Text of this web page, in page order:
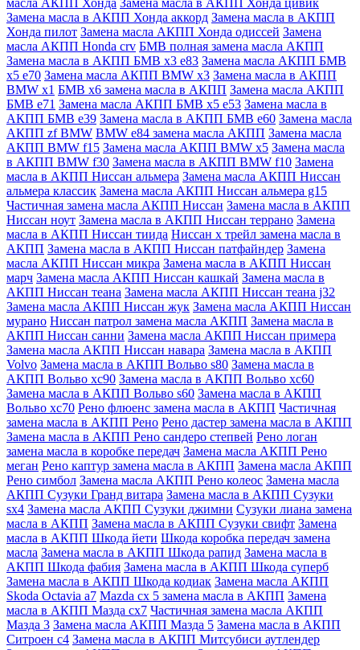
Замена масла в АКПП Хонда аккорд Замена масла в АКПП
Хонда пилот Замена масла АКПП Хонда одиссей Замена
масла АКПП Honda crv БМВ полная замена масла АКПП
Замена масла в АКПП БМВ х3 е83 Замена масла АКПП БМВ
х5 е70 Замена масла АКПП BMW x3 Замена масла в АКПП
BMW x1 БМВ х6 замена масла в АКПП Замена масла АКПП
БМВ е71 Замена масла АКПП БМВ х5 е53 Замена масла в
АКПП БМВ е39 Замена масла в АКПП БМВ е60 Замена масла
АКПП zf BMW BMW e84 замена масла АКПП Замена масла
АКПП BMW f15 Замена масла АКПП BMW x5 Замена масла
в АКПП BMW f30 Замена масла в АКПП BMW f10 Замена
масла в АКПП Ниссан альмера Замена масла АКПП Ниссан
альмера классик Замена масла АКПП Ниссан альмера g15
Частичная замена масла АКПП Ниссан Замена масла в АКПП
Ниссан ноут Замена масла в АКПП Ниссан террано Замена
масла в АКПП Ниссан тиида Ниссан х трейл замена масла в
АКПП Замена масла в АКПП Ниссан патфайндер Замена
масла АКПП Ниссан микра Замена масла в АКПП Ниссан
марч Замена масла АКПП Ниссан кашкай Замена масла в
АКПП Ниссан теана Замена масла АКПП Ниссан теана j32
Замена масла АКПП Ниссан жук Замена масла АКПП Ниссан
мурано Ниссан патрол замена масла АКПП Замена масла в
АКПП Ниссан санни Замена масла АКПП Ниссан примера
Замена масла АКПП Ниссан навара Замена масла в АКПП
Volvo Замена масла в АКПП Вольво s80 Замена масла в
АКПП Вольво хс90 Замена масла в АКПП Вольво хс60
Замена масла в АКПП Вольво s60 Замена масла в АКПП
Вольво хс70 Рено флюенс замена масла в АКПП Частичная
замена масла в АКПП Рено Рено дастер замена масла в АКПП
Замена масла в АКПП Рено сандеро степвей Рено логан
замена масла в коробке передач Замена масла АКПП Рено
меган Рено каптур замена масла в АКПП Замена масла АКПП
Рено симбол Замена масла АКПП Рено колеос Замена масла
АКПП Сузуки Гранд витара Замена масла в АКПП Сузуки
sx4 Замена масла АКПП Сузуки джимни Сузуки лиана замена
масла в АКПП Замена масла в АКПП Сузуки свифт Замена
масла в АКПП Шкода йети Шкода коробка передач замена
масла Замена масла в АКПП Шкода рапид Замена масла в
АКПП Шкода фабия Замена масла в АКПП Шкода суперб
Замена масла в АКПП Шкода кодиак Замена масла АКПП
Skoda Octavia a7 Mazda cx 5 замена масла в АКПП Замена
масла в АКПП Мазда сх7 Частичная замена масла АКПП
Мазда 3 Замена масла АКПП Мазда 5 Замена масла в АКПП
Ситроен с4 Замена масла в АКПП Митсубиси аутлендер